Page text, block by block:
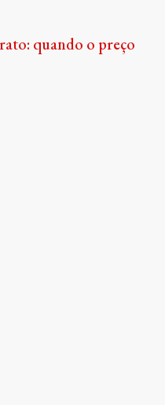
quando o preço